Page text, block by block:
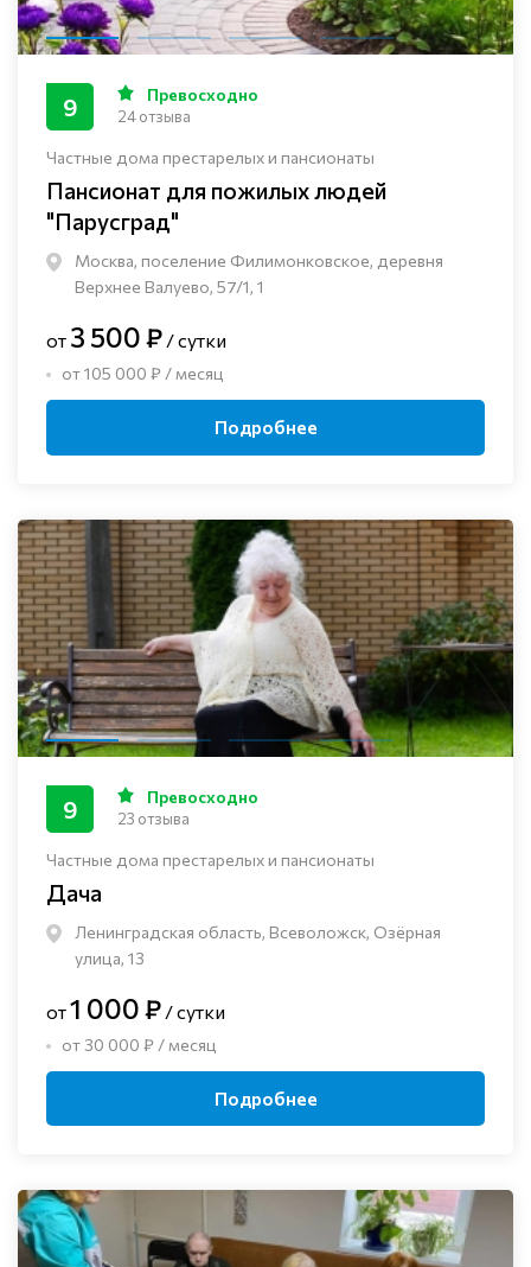
Частные дома престарелых и пансионаты
Пансионат для пожилых людей
"Парусград"
Москва, поселение Филимонковское, деревня
Верхнее Валуево, 57/1, 1
9 Превосходно
24 отзыва
от 3 500 ₽ / сутки
от 105 000 ₽ / месяц
Подробнее
Частные дома престарелых и пансионаты
Дача
Ленинградская область, Всеволожск, Озёрная
улица, 13
9 Превосходно
23 отзыва
от1 000 ₽ / сутки
от 30 000 ₽ / месяц
Подробнее